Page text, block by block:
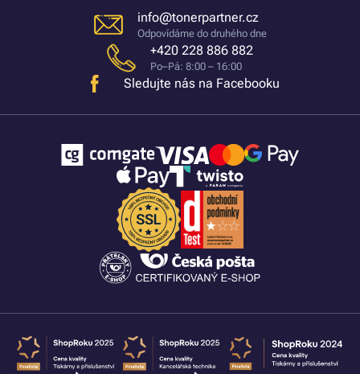
info@tonerpartner.cz
Odpovídáme do druhého dne
+420 228 886 882
Po–Pá: 8:00 – 16:00
Sledujte nás na Facebooku